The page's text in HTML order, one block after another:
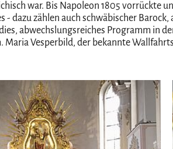
war. Bis Napoleon 1805 vorrückte
dazu zählen auch schwäbischer
abwechslungsreiches Programm in
Vesperbild, der bekannte